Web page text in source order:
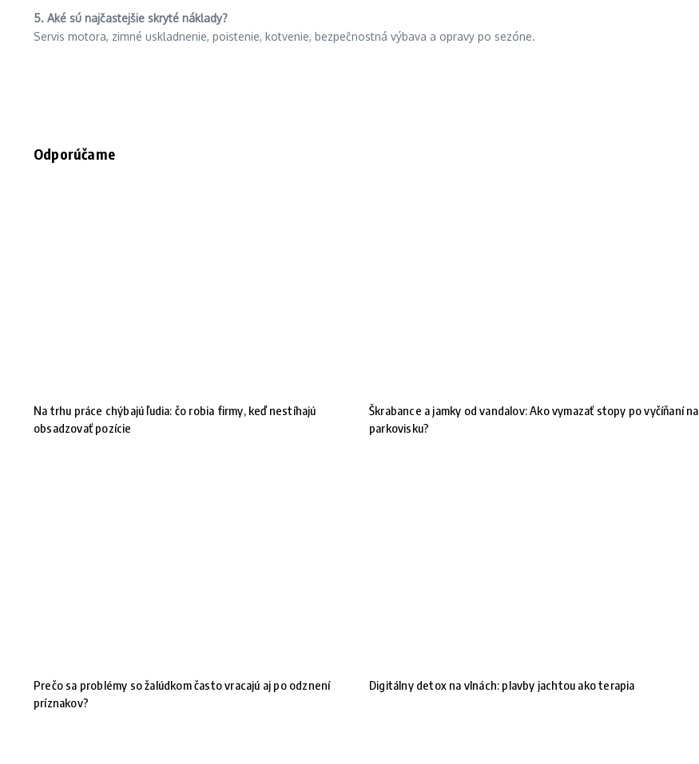
5. Aké sú najčastejšie skryté náklady?
Servis motora, zimné uskladnenie, poistenie, kotvenie, bezpečnostná výbava a opravy po sezóne.
Odporúčame
Na trhu práce chýbajú ľudia: čo robia firmy, keď nestíhajú
obsadzovať pozície
Škrabance a jamky od vandalov: Ako vymazať stopy po vyčíňaní na
parkovisku?
Prečo sa problémy so žalúdkom často vracajú aj po odznení
príznakov?
Digitálny detox na vlnách: plavby jachtou ako terapia